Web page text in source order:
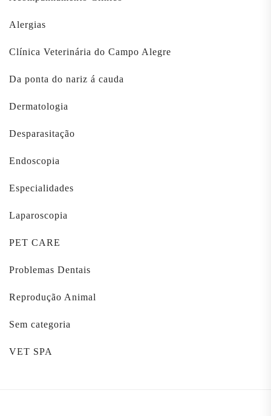
Alergias
Clínica Veterinária do Campo Alegre
Da ponta do nariz á cauda
Dermatologia
Desparasitação
Endoscopia
Especialidades
Laparoscopia
PET CARE
Problemas Dentais
Reprodução Animal
Sem categoria
VET SPA